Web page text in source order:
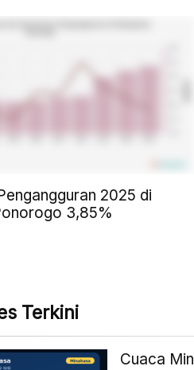
2025 di
3,85%
Terkini
Cuaca